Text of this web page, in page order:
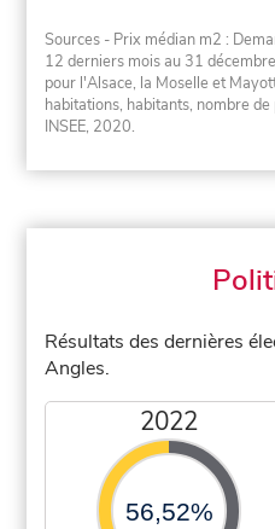
Sources - Prix médian m2 :
12 derniers mois au 31
pour l'Alsace, la Moselle et
habitations, habitants, nombre
INSEE, 2020.
Résultats des dernières
Angles.
2022
56,52%